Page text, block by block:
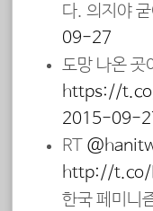
다. 의지야
09-27
도망 나온 곳
https://
2015-09-
RT
http://t.co/
한국 페미니